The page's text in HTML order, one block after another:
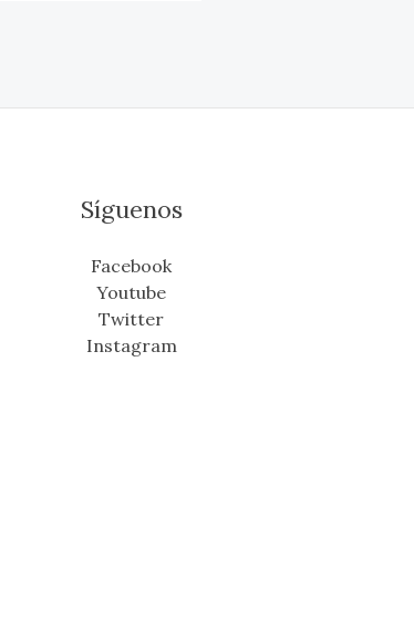
Síguenos
Facebook
Youtube
Twitter
Instagram